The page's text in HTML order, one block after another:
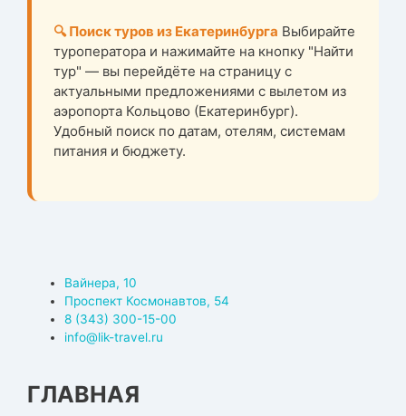
🔍 Поиск туров из Екатеринбурга Выбирайте
туроператора и нажимайте на кнопку "Найти
тур" — вы перейдёте на страницу с
актуальными предложениями с вылетом из
аэропорта Кольцово (Екатеринбург).
Удобный поиск по датам, отелям, системам
питания и бюджету.
Вайнера, 10
Проспект Космонавтов, 54
8 (343) 300-15-00
info@lik-travel.ru
ГЛАВНАЯ